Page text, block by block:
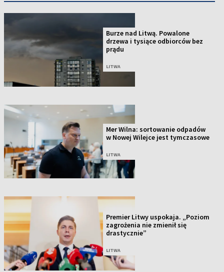
Burze nad Litwą. Powalone
drzewa i tysiące odbiorców bez
prądu
LITWA
Mer Wilna: sortowanie odpadów
w Nowej Wilejce jest tymczasowe
LITWA
Premier Litwy uspokaja. „Poziom
zagrożenia nie zmienił się
drastycznie”
LITWA